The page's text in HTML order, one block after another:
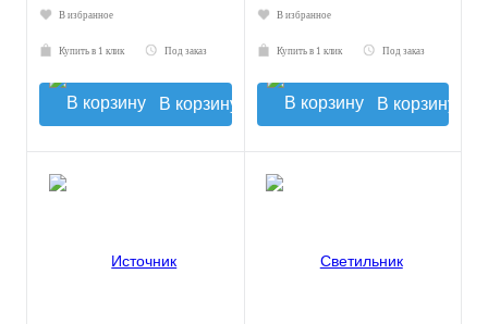
В избранное
Купить в 1 клик Под заказ
В корзину
В избранное
Купить в 1 клик Под заказ
В корзину